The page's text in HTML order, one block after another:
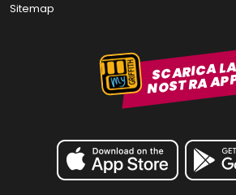
Sitemap
SCARICA
NOSTRA